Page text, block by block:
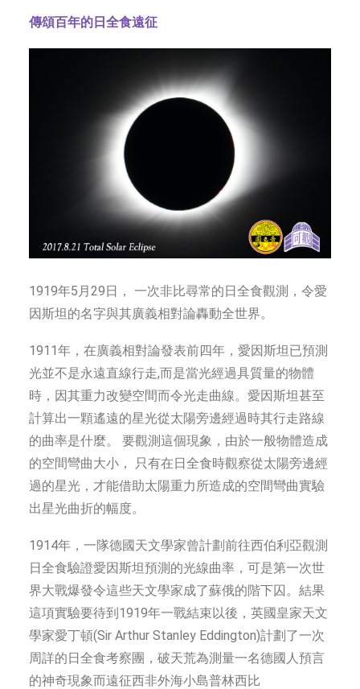
字型大小
傳頌百年的日全食遠征
1919年5月29日， 一次非比尋常的日全食觀測，令愛
因斯坦的名字與其廣義相對論轟動全世界。
1911年，在廣義相對論發表前四年，愛因斯坦已預測
光並不是永遠直線行走,而是當光經過具質量的物體
時，因其重力改變空間而令光走曲線。愛因斯坦甚至
計算出一顆遙遠的星光從太陽旁邊經過時其行走路線
的曲率是什麼。 要觀測這個現象，由於一般物體造成
的空間彎曲大小， 只有在日全食時觀察從太陽旁邊經
過的星光，才能借助太陽重力所造成的空間彎曲實驗
出星光曲折的幅度。
1914年，一隊德國天文學家曾計劃前往西伯利亞觀測
日全食驗證愛因斯坦預測的光線曲率，可是第一次世
界大戰爆發令這些天文學家成了蘇俄的階下囚。結果
這項實驗要待到1919年一戰結束以後，英國皇家天文
學家愛丁頓(Sir Arthur Stanley Eddington)計劃了一次
周詳的日全食考察團，破天荒為測量一名德國人預言
的神奇現象而遠征西非外海小島普林西比